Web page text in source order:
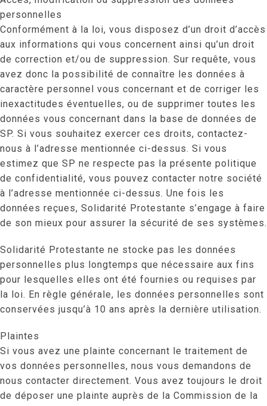
personnelles
Conformément à la loi, vous disposez d’un droit d’accès
aux informations qui vous concernent ainsi qu’un droit
de correction et/ou de suppression. Sur requête, vous
avez donc la possibilité de connaître les données à
caractère personnel vous concernant et de corriger les
inexactitudes éventuelles, ou de supprimer toutes les
données vous concernant dans la base de données de
SP. Si vous souhaitez exercer ces droits, contactez-
nous à l’adresse mentionnée ci-dessus. Si vous
estimez que SP ne respecte pas la présente politique
de confidentialité, vous pouvez contacter notre société
à l’adresse mentionnée ci-dessus. Une fois les
données reçues, Solidarité Protestante s’engage à faire
de son mieux pour assurer la sécurité de ses systèmes.
Solidarité Protestante ne stocke pas les données
personnelles plus longtemps que nécessaire aux fins
pour lesquelles elles ont été fournies ou requises par
la loi. En règle générale, les données personnelles sont
conservées jusqu’à 10 ans après la dernière utilisation.
Plaintes
Si vous avez une plainte concernant le traitement de
vos données personnelles, nous vous demandons de
nous contacter directement. Vous avez toujours le droit
de déposer une plainte auprès de la Commission de la